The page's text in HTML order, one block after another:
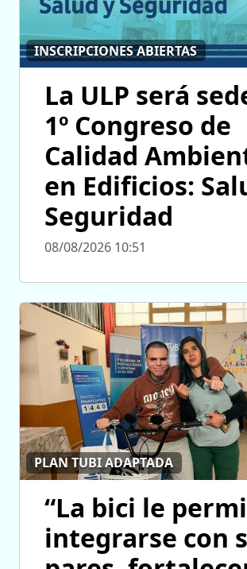
INSCRIPCIONES ABIERTAS
La ULP será
1º Congreso de
Calidad
en Edificios:
Seguridad
08/08/2026 10:51
PLAN TUBI ADAPTADA
“La bici le
integrarse con